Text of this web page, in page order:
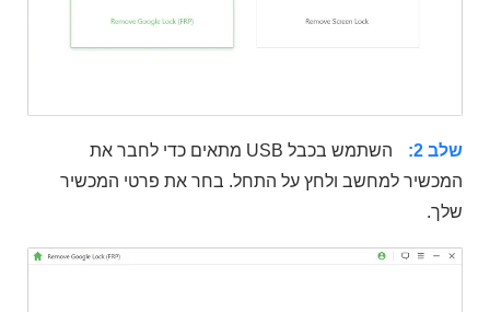
שלב 2:
השתמש בכבל USB מתאים כדי לחבר את
המכשיר למחשב ולחץ על התחל. בחר את פרטי המכשיר
שלך.